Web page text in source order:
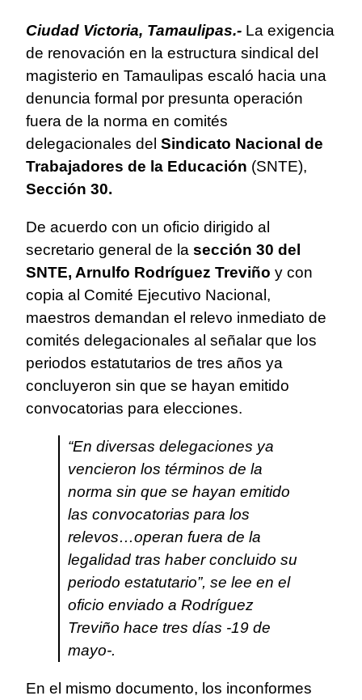
Ciudad Victoria, Tamaulipas.- La exigencia
de renovación en la estructura sindical del
magisterio en Tamaulipas escaló hacia una
denuncia formal por presunta operación
fuera de la norma en comités
delegacionales del Sindicato Nacional de
Trabajadores de la Educación (SNTE),
Sección 30.
De acuerdo con un oficio dirigido al
secretario general de la sección 30 del
SNTE, Arnulfo Rodríguez Treviño y con
copia al Comité Ejecutivo Nacional,
maestros demandan el relevo inmediato de
comités delegacionales al señalar que los
periodos estatutarios de tres años ya
concluyeron sin que se hayan emitido
convocatorias para elecciones.
“En diversas delegaciones ya
vencieron los términos de la
norma sin que se hayan emitido
las convocatorias para los
relevos…operan fuera de la
legalidad tras haber concluido su
periodo estatutario”, se lee en el
oficio enviado a Rodríguez
Treviño hace tres días -19 de
mayo-.
En el mismo documento, los inconformes